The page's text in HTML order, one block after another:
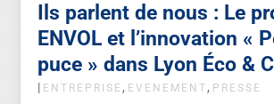
Ils parlent de nous : Le
ENVOL et l’innovation «
puce » dans Lyon Éco &
| ENTREPRISE, EVENEMENT, PRESSE